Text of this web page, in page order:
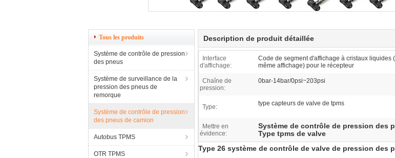
Tous les produits
Système de contrôle de pression
des pneus
Système de surveillance de la
pression des pneus de
remorque
Système de contrôle de pression
des pneus de camion
Autobus TPMS
OTR TPMS
Description de produit détaillée
Interface
d'affichage:
Code de segment d'affichage à cristaux liquides
même affichage) pour le récepteur
Chaîne de
pression:
0bar-14bar/0psi~203psi
Type: type capteurs de valve de tpms
Mettre en
évidence:
Système de contrôle de pression des
Type tpms de valve
Type 26 système de contrôle de valve de pression des